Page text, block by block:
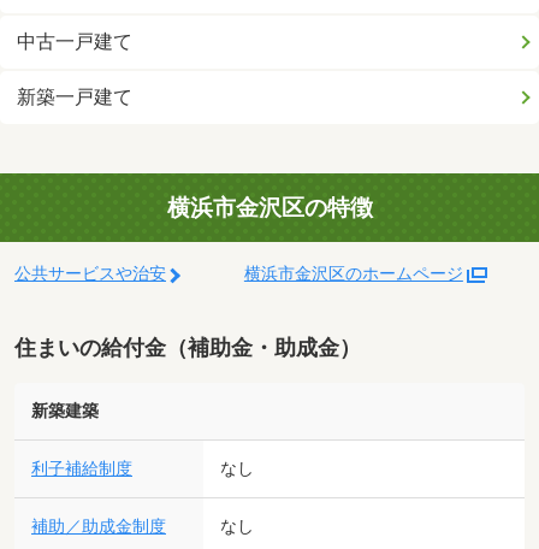
中古一戸建て
新築一戸建て
横浜市金沢区の特徴
公共サービスや治安 横浜市金沢区のホームページ
住まいの給付金（補助金・助成金）
新築建築
利子補給制度 なし
補助／助成金制度 なし